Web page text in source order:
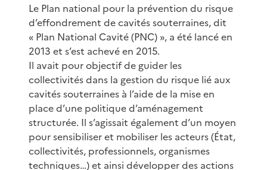
Le Plan national pour la prévention du risque
d’effondrement de cavités souterraines, dit
« Plan National Cavité (PNC) », a été lancé en
2013 et s’est achevé en 2015.
Il avait pour objectif de guider les
collectivités dans la gestion du risque lié aux
cavités souterraines à l’aide de la mise en
place d’une politique d’aménagement
structurée. Il s’agissait également d’un moyen
pour sensibiliser et mobiliser les acteurs (État,
collectivités, professionnels, organismes
techniques…) et ainsi développer des actions